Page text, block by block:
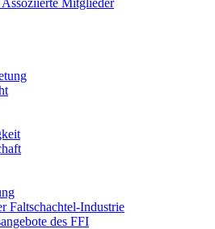
Mitglieder
Faltschachtel-Industrie
des FFI